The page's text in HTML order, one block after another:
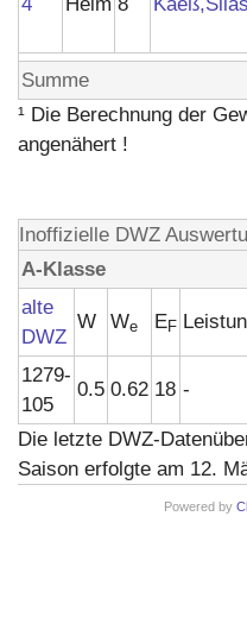
Summe
¹ Die Berechnung der
angenähert !
Inoffizielle DWZ
A-Klasse
alte
DWZ
W We EF
1279-
105
0.5 0.62 18 -
Die letzte DWZ-
Saison erfolgte am 12.
Powered by